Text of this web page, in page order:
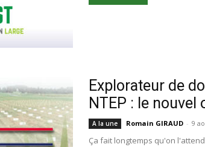
Explorateur de
NTEP : le nouvel
A la une Romain GIRAUD - 9
Ça fait longtemps qu'on